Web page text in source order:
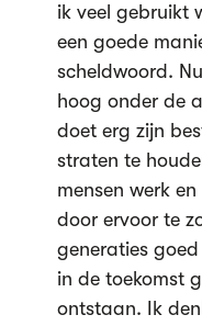
ik veel gebruikt
een goede
scheldwoord.
hoog onder de
doet erg zijn
straten te
mensen werk
door ervoor te
generaties
in de toekomst
ontstaan. Ik